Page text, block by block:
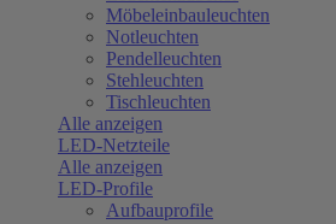
Möbeleinbauleuchten
Notleuchten
Pendelleuchten
Stehleuchten
Tischleuchten
Alle anzeigen
LED-Netzteile
Alle anzeigen
LED-Profile
Aufbauprofile